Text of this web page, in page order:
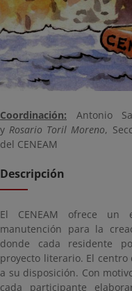
Coordinación: Antonio
y Rosario Toril Moreno,
del CENEAM
Descripción
El CENEAM ofrece un
manutención para la
donde cada residente
proyecto literario. El centro
a su disposición. Con
cada participante